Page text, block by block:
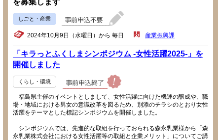
を募集します
しごと・産業
2024年10月9日（水曜日）から 毎日 産業振興課
「キラっとふくしまシンポジウム -女性活躍2025-」を
開催しました
くらし・環境
福島県主催のイベントとしまして、女性活躍に向けた機運の醸成や、職
場・地域における男女の意識改革を図るため、別添のチラシのとおり女性
活躍をテーマとした標記シンポジウムを開催しました。
シンポジウムでは、先進的な取組を行っておられる森永乳業様から「森
永乳業株式会社における女性活躍等の取組と企業メリット」についてご講